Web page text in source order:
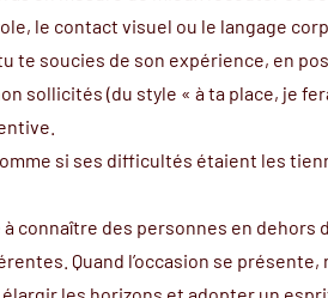
le contact visuel ou le langage
te soucies de son expérience, en
sollicités (du style « à ta place, je
si ses difficultés étaient les
connaître des personnes en dehors
Quand l’occasion se présente,